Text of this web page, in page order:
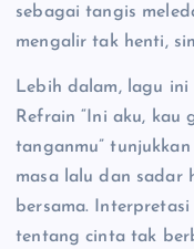
sebagai tangis
mengalir tak henti,
Lebih dalam, lagu ini
Refrain “Ini aku, kau
tanganmu”
masa lalu dan sadar
bersama.
tentang cinta tak